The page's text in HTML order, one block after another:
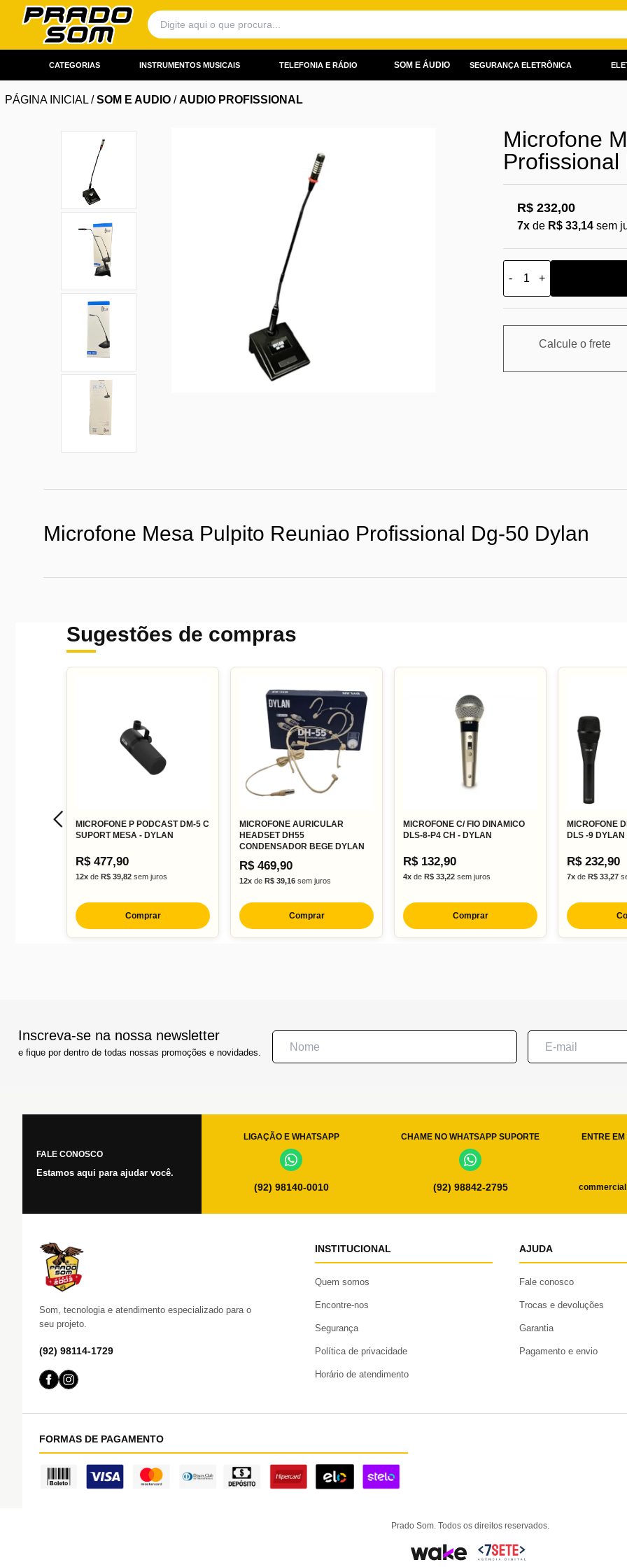
CATEGORIAS INSTRUMENTOS MUSICAIS TELEFONIA E RÁDIO SOM E ÁUDIO SEGURANÇA ELETRÔNICA
PÁGINA INICIAL /SOM E AUDIO /AUDIO PROFISSIONAL
Microfone
Profissional
R$ 232,00
7xde R$ 33,14sem
- +
Calcule o frete
Microfone Mesa Pulpito Reuniao Profissional Dg-50 Dylan
Sugestões de compras
MICROFONE P PODCAST DM-5 C
SUPORT MESA - DYLAN
R$ 477,90
12x de R$ 39,82 sem juros
Comprar
MICROFONE AURICULAR
HEADSET DH55
CONDENSADOR BEGE DYLAN
R$ 469,90
12x de R$ 39,16 sem juros
Comprar
MICROFONE C/ FIO DINAMICO
DLS-8-P4 CH - DYLAN
R$ 132,90
4x de R$ 33,22 sem juros
Comprar
MICROFONE
DLS -9 DYLAN
R$ 232,90
7x de R$ 33,27
Inscreva-se na nossa newsletter
e fique por dentro de todas nossas promoções e novidades.
FALE CONOSCO
Estamos aqui para ajudar você.
LIGAÇÃO E WHATSAPP
(92) 98140-0010
CHAME NO WHATSAPP SUPORTE
(92) 98842-2795
ENTRE EM
Som, tecnologia e atendimento especializado para o
seu projeto.
(92) 98114-1729
INSTITUCIONAL
Quem somos
Encontre-nos
Segurança
Política de privacidade
Horário de atendimento
AJUDA
Fale conosco
Trocas e devoluções
Garantia
Pagamento e envio
FORMAS DE PAGAMENTO
Prado Som. Todos os direitos reservados.